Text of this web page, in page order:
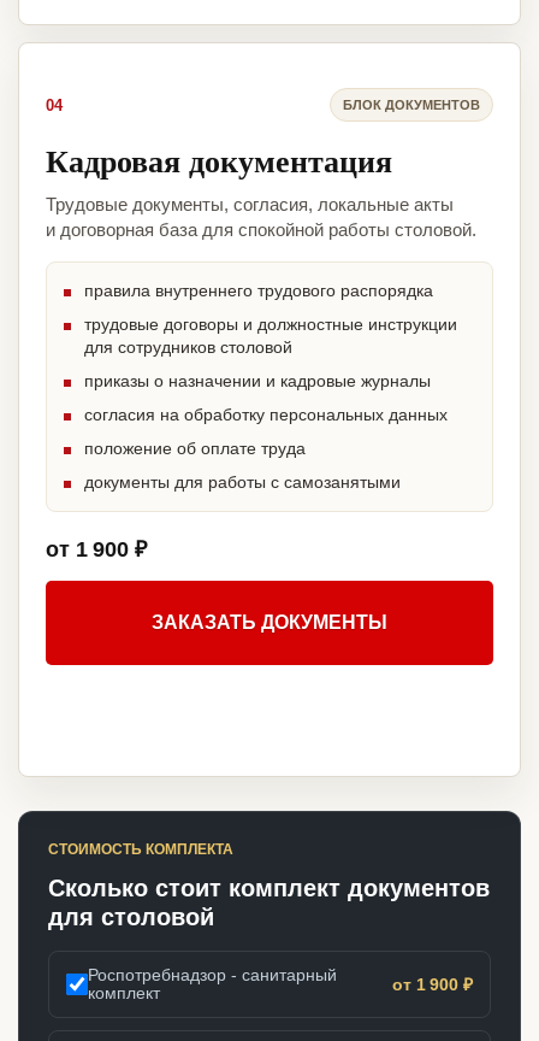
04 БЛОК ДОКУМЕНТОВ
Кадровая документация
Трудовые документы, согласия, локальные акты
и договорная база для спокойной работы столовой.
правила внутреннего трудового распорядка
трудовые договоры и должностные инструкции
для сотрудников столовой
приказы о назначении и кадровые журналы
согласия на обработку персональных данных
положение об оплате труда
документы для работы с самозанятыми
от 1 900 ₽
ЗАКАЗАТЬ ДОКУМЕНТЫ
СТОИМОСТЬ КОМПЛЕКТА
Сколько стоит комплект документов
для столовой
Роспотребнадзор - санитарный
комплект
от 1 900 ₽